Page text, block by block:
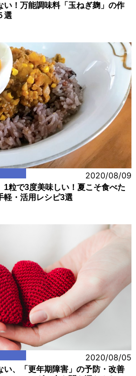
い！万能調味料「玉ねぎ麹」の作
選
2020/08/09
1粒で3度美味しい！夏こそ食べた
軽・活用レシピ3選
2020/08/05
い、「更年期障害」の予防・改善